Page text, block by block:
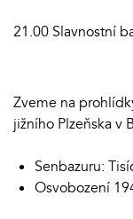
21.00 Slavnostní
Zveme na
jižního Plzeňska v
Senbazuru:
Osvobození